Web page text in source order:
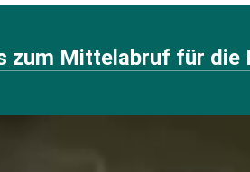
zum Mittelabruf für die